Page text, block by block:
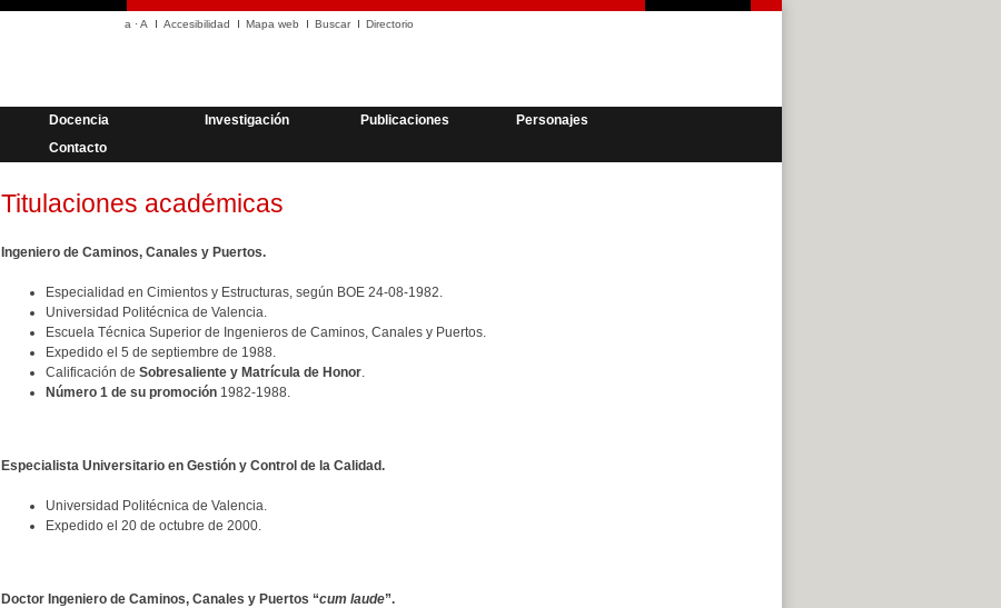
a ·A Accesibilidad Mapa web Buscar Directorio
Docencia Investigación Publicaciones
Personajes
Contacto
Titulaciones académicas
Ingeniero de Caminos, Canales y Puertos.
Especialidad en Cimientos y Estructuras, según BOE 24-08-1982.
Universidad Politécnica de Valencia.
Escuela Técnica Superior de Ingenieros de Caminos, Canales y Puertos.
Expedido el 5 de septiembre de 1988.
Calificación de Sobresaliente y Matrícula de Honor.
Número 1 de su promoción1982-1988.
Especialista Universitario en Gestión y Control de la Calidad.
Universidad Politécnica de Valencia.
Expedido el 20 de octubre de 2000.
Doctor Ingeniero de Caminos, Canales y Puertos “cum laude”.